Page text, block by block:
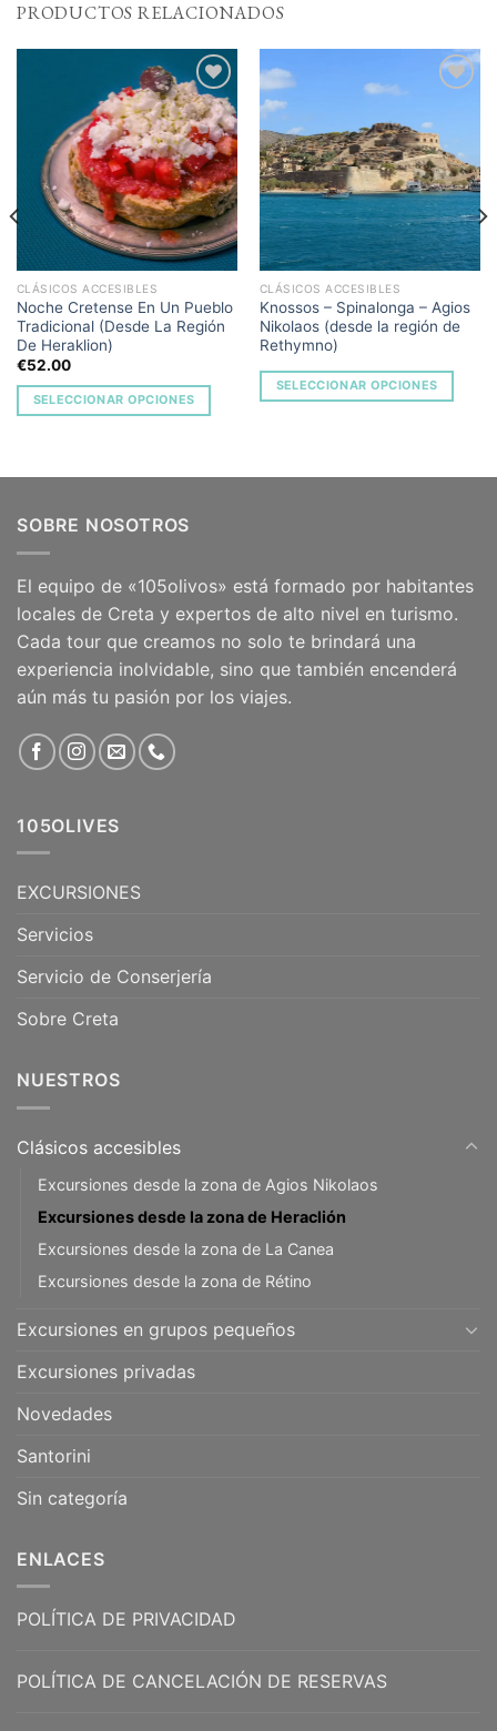
PRODUCTOS RELACIONADOS
Add to
Wishlist
CLÁSICOS ACCESIBLES
Noche Cretense En Un Pueblo
Tradicional (Desde La Región
De Heraklion)
€52.00
SELECCIONAR OPCIONES
Add to
Wishlist
CLÁSICOS ACCESIBLES
Knossos – Spinalonga – Agios
Nikolaos (desde la región de
Rethymno)
SELECCIONAR OPCIONES
SOBRE NOSOTROS
El equipo de «105olivos» está formado por habitantes
locales de Creta y expertos de alto nivel en turismo.
Cada tour que creamos no solo te brindará una
experiencia inolvidable, sino que también encenderá
aún más tu pasión por los viajes.
105OLIVES
EXCURSIONES
Servicios
Servicio de Conserjería
Sobre Creta
NUESTROS
Clásicos accesibles
Excursiones desde la zona de Agios Nikolaos
Excursiones desde la zona de Heraclión
Excursiones desde la zona de La Canea
Excursiones desde la zona de Rétino
Excursiones en grupos pequeños
Excursiones privadas
Novedades
Santorini
Sin categoría
ENLACES
POLÍTICA DE PRIVACIDAD
POLÍTICA DE CANCELACIÓN DE RESERVAS